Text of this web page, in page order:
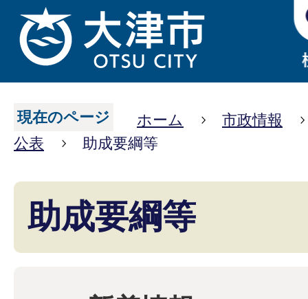
現在のページ ホーム
市政情報
公表
助成要綱等
助成要綱等